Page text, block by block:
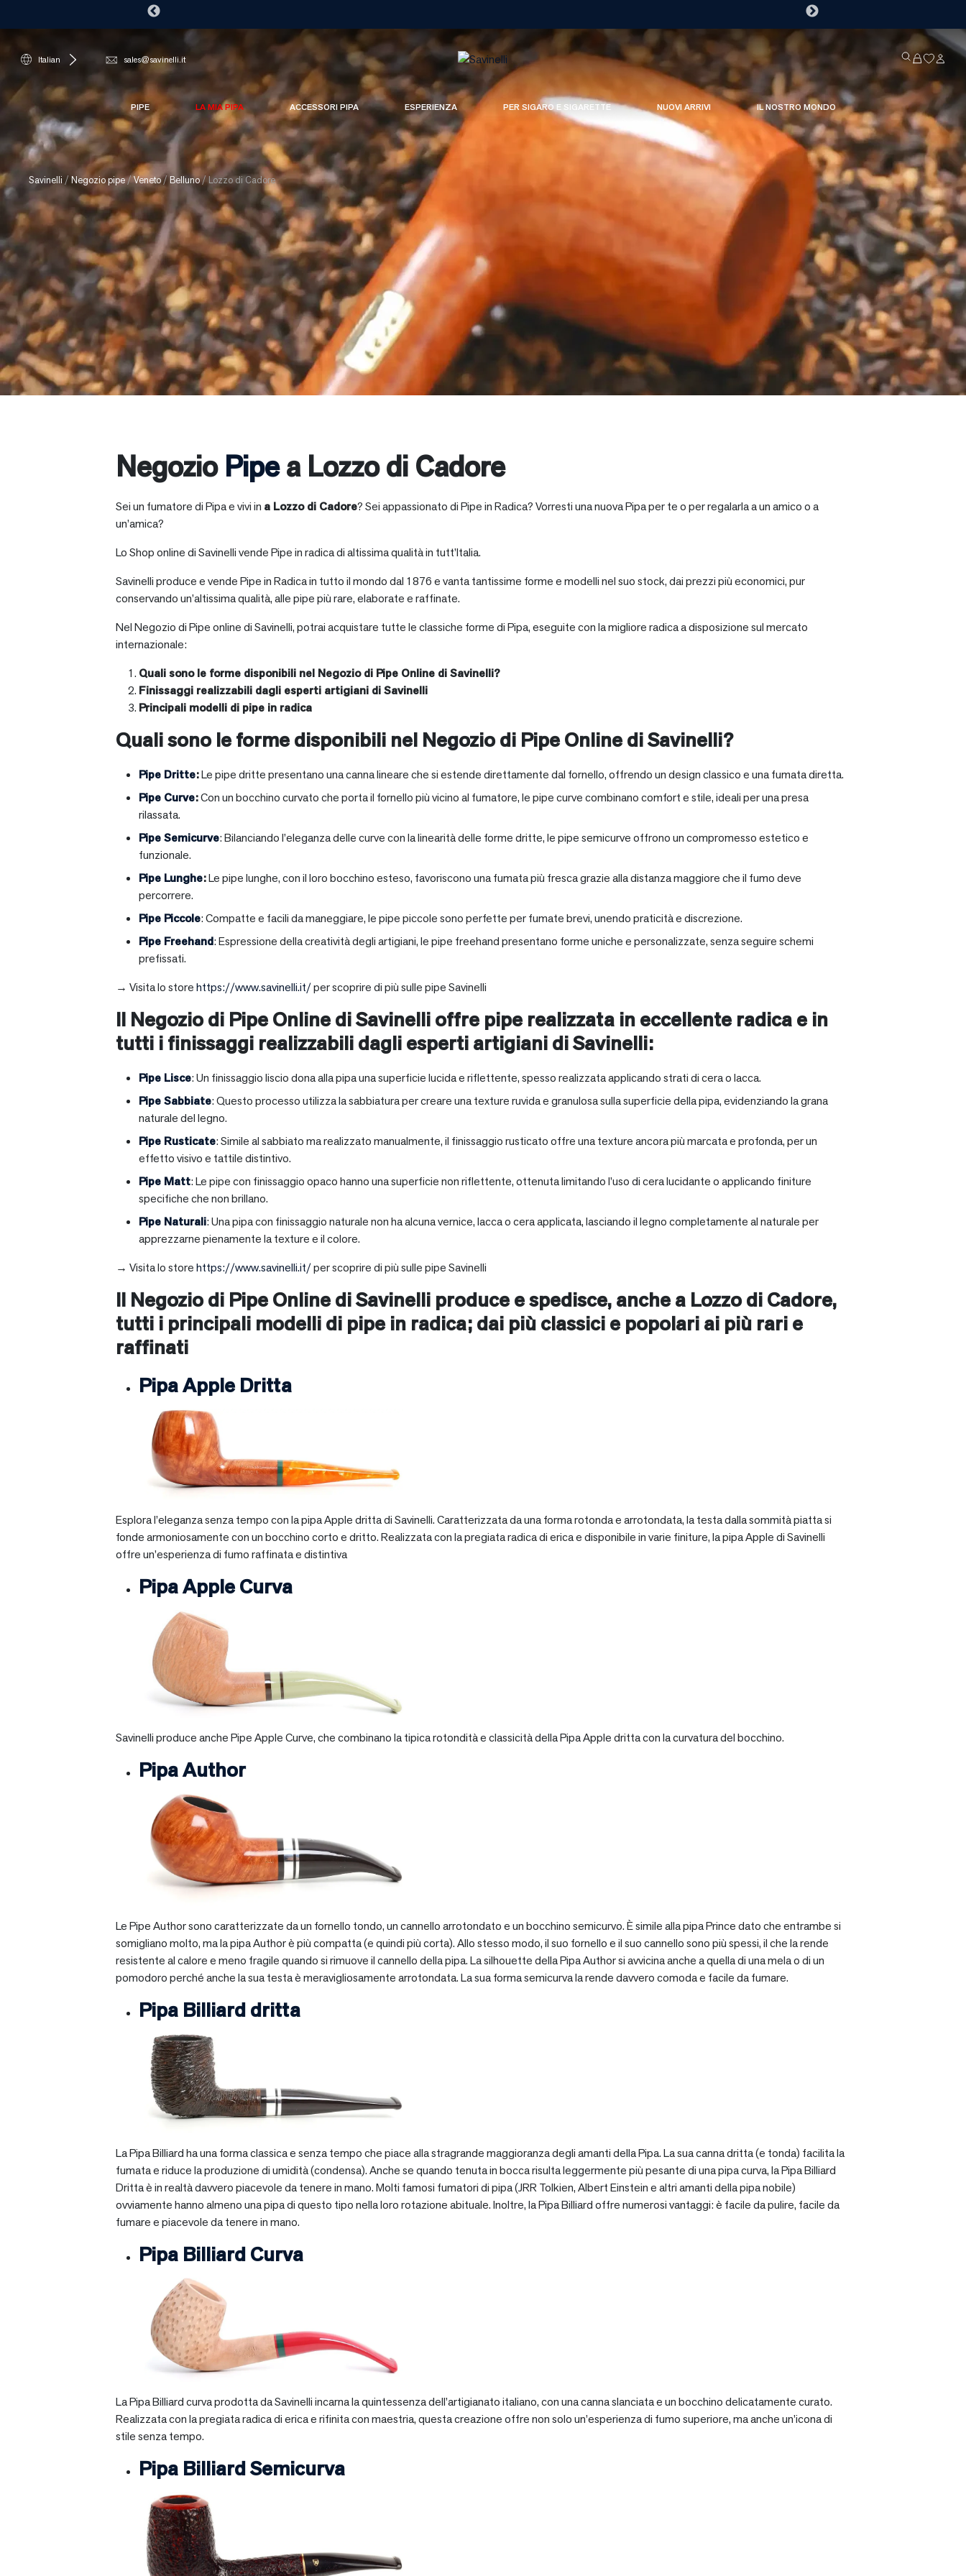
Italian sales@savinelli.it
PIPE LA MIA PIPA ACCESSORI PIPA ESPERIENZA PER SIGARO E SIGARETTE NUOVI ARRIVI IL NOSTRO MONDO
Savinelli / Negozio pipe/Veneto/Belluno/Lozzo di Cadore
Negozio Pipea Lozzo di Cadore
Sei un fumatore di Pipa e vivi in a Lozzo di Cadore? Sei appassionato di Pipe in Radica? Vorresti una nuova Pipa per te o per regalarla a un amico o a
un’amica?
Lo Shop online di Savinelli vende Pipe in radica di altissima qualità in tutt’Italia.
Savinelli produce e vende Pipe in Radica in tutto il mondo dal 1876 e vanta tantissime forme e modelli nel suo stock, dai prezzi più economici, pur
conservando un’altissima qualità, alle pipe più rare, elaborate e raffinate.
Nel Negozio di Pipe online di Savinelli, potrai acquistare tutte le classiche forme di Pipa, eseguite con la migliore radica a disposizione sul mercato
internazionale:
Quali sono le forme disponibili nel Negozio di Pipe Online di Savinelli?
Finissaggi realizzabili dagli esperti artigiani di Savinelli
Principali modelli di pipe in radica
Quali sono le forme disponibili nel Negozio di Pipe Online di Savinelli?
Pipe Dritte:Le pipe dritte presentano una canna lineare che si estende direttamente dal fornello, offrendo un design classico e una fumata diretta.
Pipe Curve:Con un bocchino curvato che porta il fornello più vicino al fumatore, le pipe curve combinano comfort e stile, ideali per una presa
rilassata.
Pipe Semicurve: Bilanciando l’eleganza delle curve con la linearità delle forme dritte, le pipe semicurve offrono un compromesso estetico e
funzionale.
Pipe Lunghe:Le pipe lunghe, con il loro bocchino esteso, favoriscono una fumata più fresca grazie alla distanza maggiore che il fumo deve
percorrere.
Pipe Piccole: Compatte e facili da maneggiare, le pipe piccole sono perfette per fumate brevi, unendo praticità e discrezione.
Pipe Freehand: Espressione della creatività degli artigiani, le pipe freehand presentano forme uniche e personalizzate, senza seguire schemi
prefissati.
→ Visita lo storehttps://www.savinelli.it/per scoprire di più sulle pipe Savinelli
Il Negozio di Pipe Online di Savinelli offre pipe realizzata in eccellente radica e in
tutti i finissaggi realizzabili dagli esperti artigiani di Savinelli:
Pipe Lisce: Un finissaggio liscio dona alla pipa una superficie lucida e riflettente, spesso realizzata applicando strati di cera o lacca.
Pipe Sabbiate: Questo processo utilizza la sabbiatura per creare una texture ruvida e granulosa sulla superficie della pipa, evidenziando la grana
naturale del legno.
Pipe Rusticate: Simile al sabbiato ma realizzato manualmente, il finissaggio rusticato offre una texture ancora più marcata e profonda, per un
effetto visivo e tattile distintivo.
Pipe Matt: Le pipe con finissaggio opaco hanno una superficie non riflettente, ottenuta limitando l’uso di cera lucidante o applicando finiture
specifiche che non brillano.
Pipe Naturali: Una pipa con finissaggio naturale non ha alcuna vernice, lacca o cera applicata, lasciando il legno completamente al naturale per
apprezzarne pienamente la texture e il colore.
→ Visita lo storehttps://www.savinelli.it/per scoprire di più sulle pipe Savinelli
Il Negozio di Pipe Online di Savinelli produce e spedisce, anche a Lozzo di Cadore,
tutti i principali modelli di pipe in radica; dai più classici e popolari ai più rari e
raffinati
Pipa Apple Dritta
Esplora l’eleganza senza tempo con la pipa Apple dritta di Savinelli. Caratterizzata da una forma rotonda e arrotondata, la testa dalla sommità piatta si
fonde armoniosamente con un bocchino corto e dritto. Realizzata con la pregiata radica di erica e disponibile in varie finiture, la pipa Apple di Savinelli
offre un’esperienza di fumo raffinata e distintiva
Pipa Apple Curva
Savinelli produce anche Pipe Apple Curve, che combinano la tipica rotondità e classicità della Pipa Apple dritta con la curvatura del bocchino.
Pipa Author
Le Pipe Author sono caratterizzate da un fornello tondo, un cannello arrotondato e un bocchino semicurvo. È simile alla pipa Prince dato che entrambe si
somigliano molto, ma la pipa Author è più compatta (e quindi più corta). Allo stesso modo, il suo fornello e il suo cannello sono più spessi, il che la rende
resistente al calore e meno fragile quando si rimuove il cannello della pipa. La silhouette della Pipa Author si avvicina anche a quella di una mela o di un
pomodoro perché anche la sua testa è meravigliosamente arrotondata. La sua forma semicurva la rende davvero comoda e facile da fumare.
Pipa Billiard dritta
La Pipa Billiard ha una forma classica e senza tempo che piace alla stragrande maggioranza degli amanti della Pipa. La sua canna dritta (e tonda) facilita la
fumata e riduce la produzione di umidità (condensa). Anche se quando tenuta in bocca risulta leggermente più pesante di una pipa curva, la Pipa Billiard
Dritta è in realtà davvero piacevole da tenere in mano. Molti famosi fumatori di pipa (JRR Tolkien, Albert Einstein e altri amanti della pipa nobile)
ovviamente hanno almeno una pipa di questo tipo nella loro rotazione abituale. Inoltre, la Pipa Billiard offre numerosi vantaggi: è facile da pulire, facile da
fumare e piacevole da tenere in mano.
Pipa Billiard Curva
La Pipa Billiard curva prodotta da Savinelli incarna la quintessenza dell’artigianato italiano, con una canna slanciata e un bocchino delicatamente curato.
Realizzata con la pregiata radica di erica e rifinita con maestria, questa creazione offre non solo un’esperienza di fumo superiore, ma anche un’icona di
stile senza tempo.
Pipa Billiard Semicurva